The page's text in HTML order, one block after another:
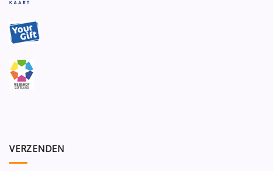
VERZENDEN